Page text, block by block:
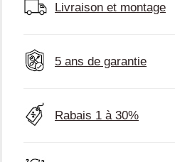
Livraison et montage
5 ans de garantie
Rabais 1 à 30%